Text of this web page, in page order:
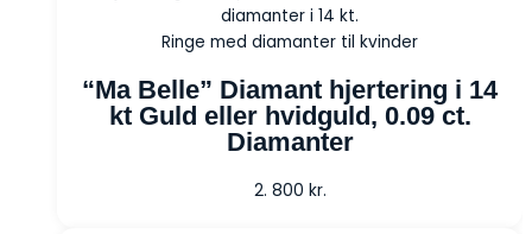
Ringe med diamanter til kvinder
“Ma Belle” Diamant hjertering i 14
kt Guld eller hvidguld, 0.09 ct.
Diamanter
2. 800 kr.